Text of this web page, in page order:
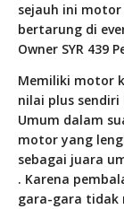
sejauh ini
bertarung di
Owner SYR 439
Memiliki motor
nilai plus
Umum dalam
motor yang
sebagai juara
. Karena
gara-gara tidak